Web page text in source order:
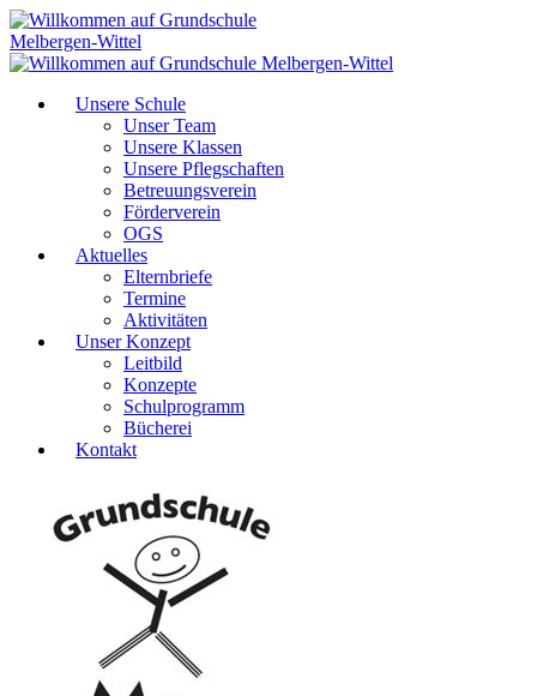
Unsere Schule
Unser Team
Unsere Klassen
Unsere Pflegschaften
Betreuungsverein
Förderverein
OGS
Aktuelles
Elternbriefe
Termine
Aktivitäten
Unser Konzept
Leitbild
Konzepte
Schulprogramm
Bücherei
Kontakt